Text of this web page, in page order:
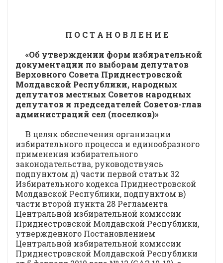
П О С Т А Н О В Л Е Н И Е
«Об утверждении форм избирательной
документации по выборам депутатов
Верховного Совета Приднестровской
Молдавской Республики, народных
депутатов местных Советов народных
депутатов и председателей Советов-глав
администраций сел (поселков)»
В целях обеспечения организации
избирательного процесса и единообразного
применения избирательного
законодательства, руководствуясь
подпунктом д) части первой статьи 32
Избирательного кодекса Приднестровской
Молдавской Республики, подпунктом в)
части второй пункта 28 Регламента
Центральной избирательной комиссии
Приднестровской Молдавской Республики,
утвержденного Постановлением
Центральной избирательной комиссии
Приднестровской Молдавской Республики